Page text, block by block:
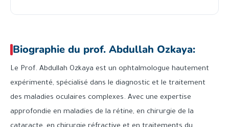
Biographie du prof. Abdullah Ozkaya:
Le Prof. Abdullah Ozkaya est un ophtalmologue hautement
expérimenté, spécialisé dans le diagnostic et le traitement
des maladies oculaires complexes. Avec une expertise
approfondie en maladies de la rétine, en chirurgie de la